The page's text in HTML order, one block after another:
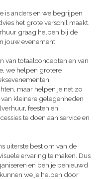
is anders en we begrijpen
het grote verschil maakt.
graag helpen bij de
jouw evenement.
van totaalconcepten en van
we helpen grotere
maar helpen je net zo
kleinere gelegenheden
feesten en
te doen aan service en
uiterste best om van de
ervaring te maken. Dus
en ben je benieuwd
we je helpen door